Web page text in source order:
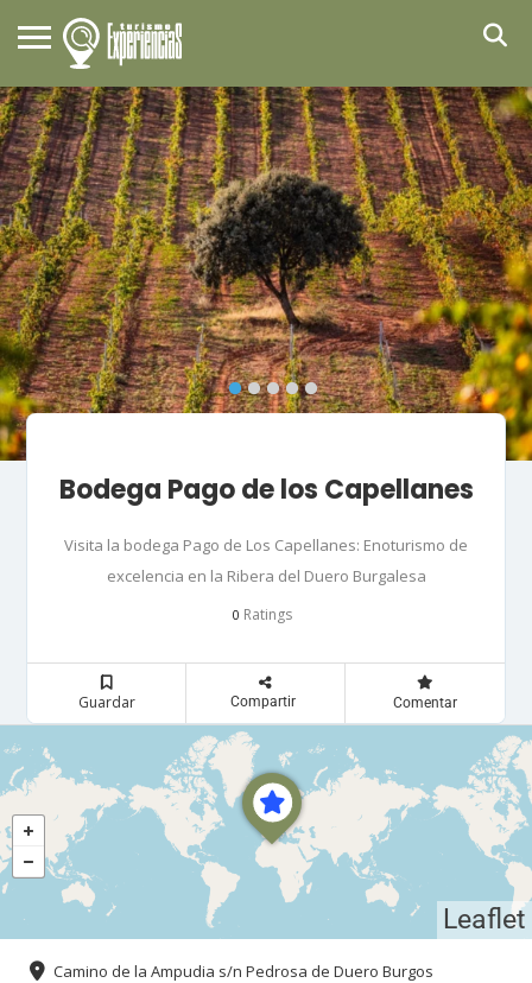
Bodega Pago de los Capellanes
Visita la bodega Pago de Los Capellanes: Enoturismo de
excelencia en la Ribera del Duero Burgalesa
0 Ratings
Guardar Compartir Comentar
Leaflet
Camino de la Ampudia s/n Pedrosa de Duero Burgos